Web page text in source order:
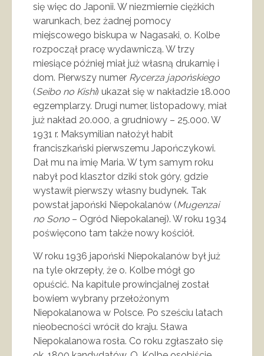
się więc do Japonii. W niezmiernie ciężkich
warunkach, bez żadnej pomocy
miejscowego biskupa w Nagasaki, o. Kolbe
rozpoczął pracę wydawniczą. W trzy
miesiące później miał już własną drukarnię i
dom. Pierwszy numer Rycerza japońskiego
(Seibo no Kishi) ukazał się w nakładzie 18.000
egzemplarzy. Drugi numer, listopadowy, miał
już nakład 20.000, a grudniowy – 25.000. W
1931 r. Maksymilian nałożył habit
franciszkański pierwszemu Japończykowi.
Dał mu na imię Maria. W tym samym roku
nabył pod klasztor dziki stok góry, gdzie
wystawił pierwszy własny budynek. Tak
powstał japoński Niepokalanów (Mugenzai
no Sono – Ogród Niepokalanej). W roku 1934
poświęcono tam także nowy kościół.
W roku 1936 japoński Niepokalanów był już
na tyle okrzepły, że o. Kolbe mógł go
opuścić. Na kapitule prowincjalnej został
bowiem wybrany przełożonym
Niepokalanowa w Polsce. Po sześciu latach
nieobecności wrócił do kraju. Sława
Niepokalanowa rosła. Co roku zgłaszało się